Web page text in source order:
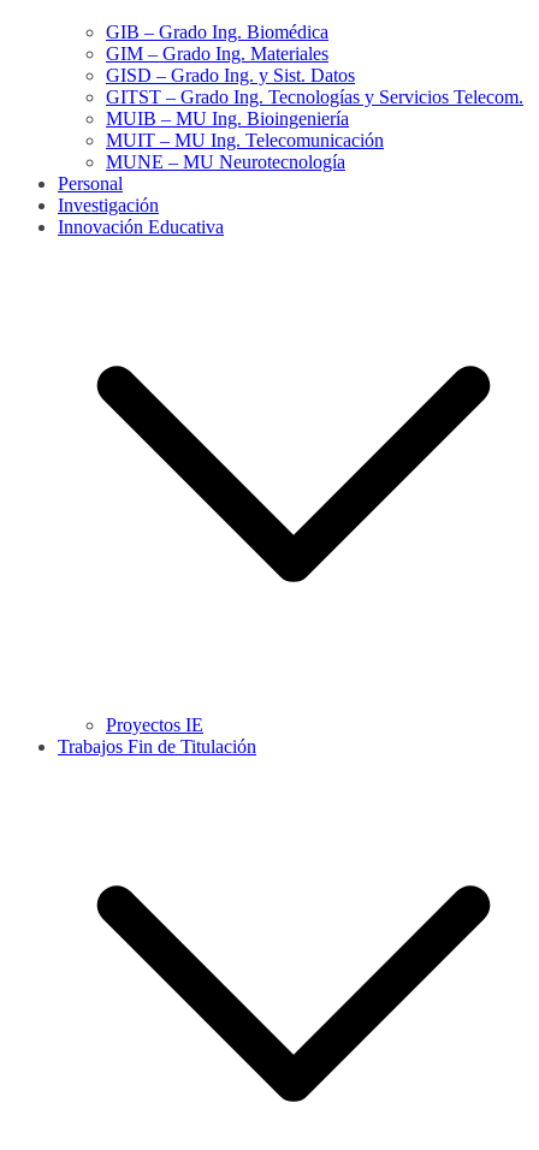
GIB – Grado Ing. Biomédica
GIM – Grado Ing. Materiales
GISD – Grado Ing. y Sist. Datos
GITST – Grado Ing. Tecnologías y Servicios Telecom.
MUIB – MU Ing. Bioingeniería
MUIT – MU Ing. Telecomunicación
MUNE – MU Neurotecnología
Personal
Investigación
Innovación Educativa
Proyectos IE
Trabajos Fin de Titulación